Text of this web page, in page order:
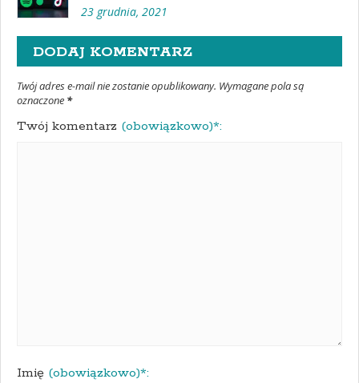
23 grudnia, 2021
DODAJ KOMENTARZ
Twój adres e-mail nie zostanie opublikowany. Wymagane pola są
oznaczone *
Twój komentarz (obowiązkowo)*:
Imię (obowiązkowo)*: